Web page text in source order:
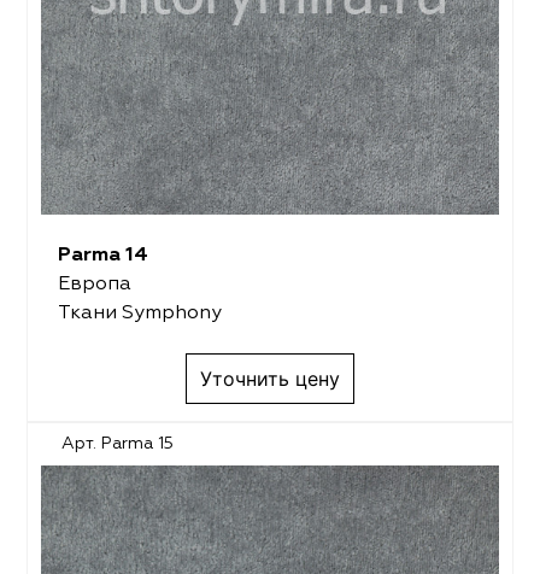
Parma 14
Европа
Ткани Symphony
Уточнить цену
Арт. Parma 15